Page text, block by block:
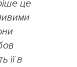
це
її в